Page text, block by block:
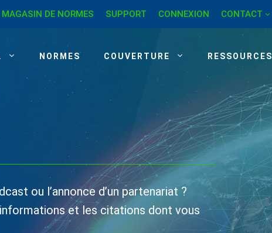
MAGASIN DE NORMES SUPPORT CONNEXION CONTACT
NORMES COUVERTURE RESSOURCES
ou l’annonce d’un partenariat ?
et les citations dont vous